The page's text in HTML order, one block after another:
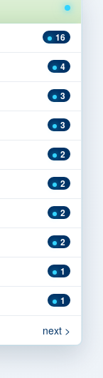
16
4
3
3
2
2
2
2
1
1
next >